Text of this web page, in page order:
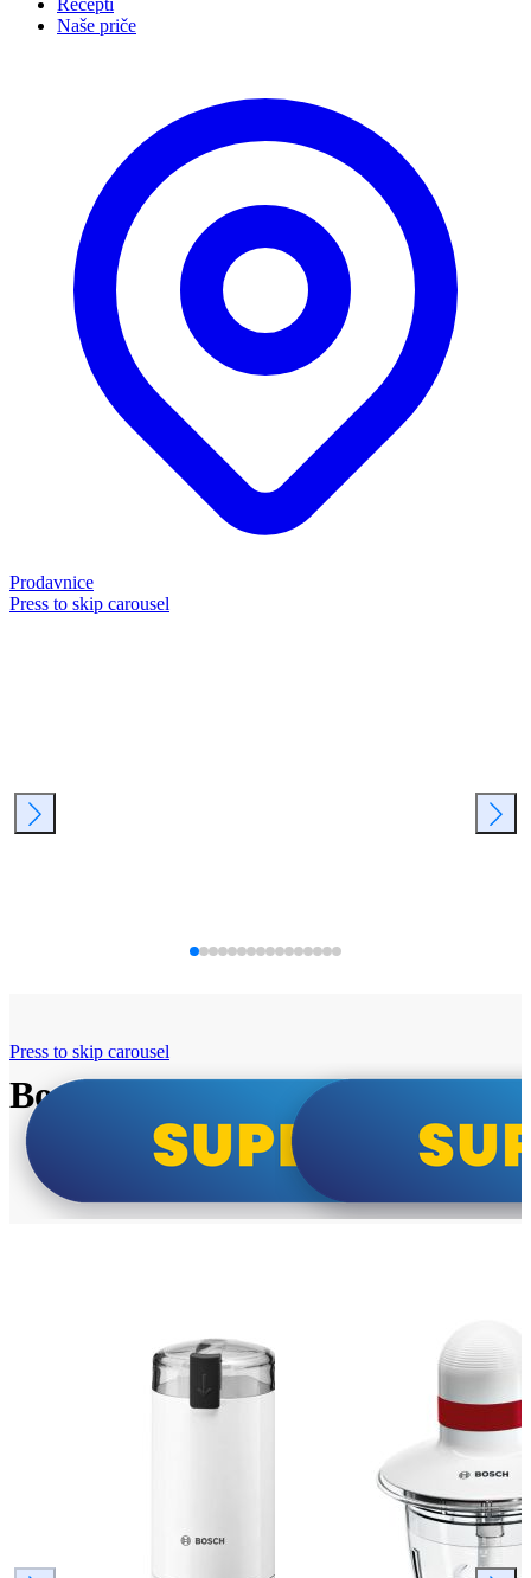
Recepti
Naše priče
Prodavnice
Press to skip carousel
Bosch super cene
Press to skip carousel